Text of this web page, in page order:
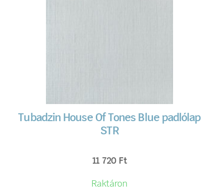
Tubadzin House Of Tones Blue padlólap
STR
11 720 Ft
Raktáron